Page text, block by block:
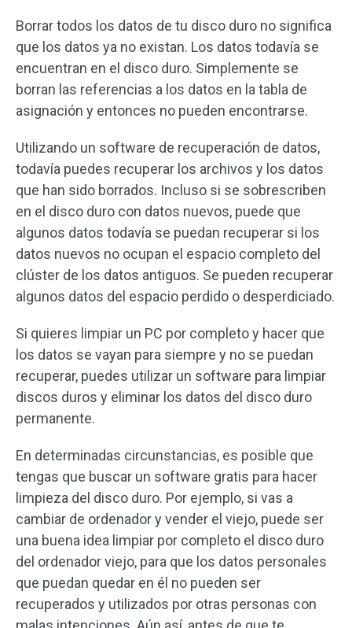
Borrar todos los datos de tu disco duro no significa
que los datos ya no existan. Los datos todavía se
encuentran en el disco duro. Simplemente se
borran las referencias a los datos en la tabla de
asignación y entonces no pueden encontrarse.
Utilizando un software de recuperación de datos,
todavía puedes recuperar los archivos y los datos
que han sido borrados. Incluso si se sobrescriben
en el disco duro con datos nuevos, puede que
algunos datos todavía se puedan recuperar si los
datos nuevos no ocupan el espacio completo del
clúster de los datos antiguos. Se pueden recuperar
algunos datos del espacio perdido o desperdiciado.
Si quieres limpiar un PC por completo y hacer que
los datos se vayan para siempre y no se puedan
recuperar, puedes utilizar un software para limpiar
discos duros y eliminar los datos del disco duro
permanente.
En determinadas circunstancias, es posible que
tengas que buscar un software gratis para hacer
limpieza del disco duro. Por ejemplo, si vas a
cambiar de ordenador y vender el viejo, puede ser
una buena idea limpiar por completo el disco duro
del ordenador viejo, para que los datos personales
que puedan quedar en él no pueden ser
recuperados y utilizados por otras personas con